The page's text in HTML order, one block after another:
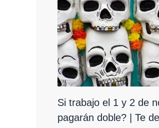
Si trabajo el 1 y 2 de
pagarán doble? | Te